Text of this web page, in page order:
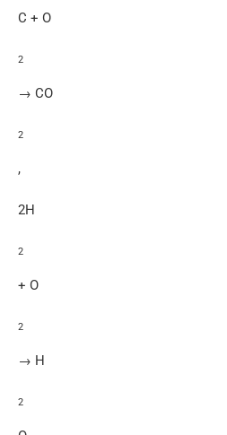
C + O
2
→ CO
2
,
2H
2
+ O
2
→ H
2